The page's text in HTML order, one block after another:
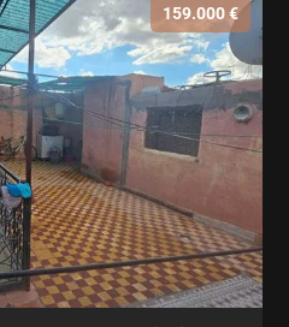
159.000 €